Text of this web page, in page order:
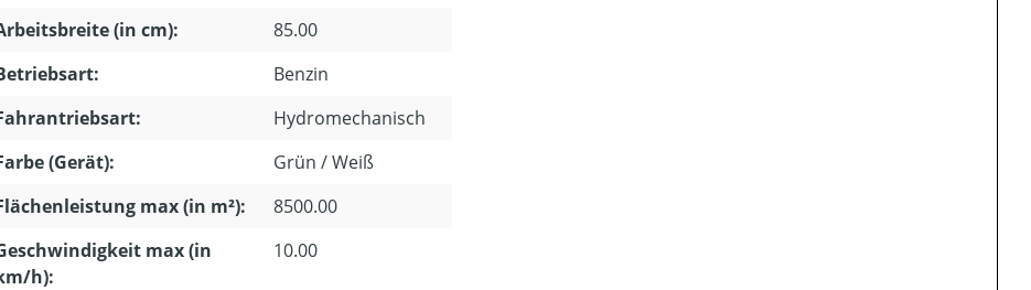
(in cm):
85.00
Benzin
Hydromechanisch
(Gerät):
Grün / Weiß
max (in m²):
8500.00
max (in
h):
10.00